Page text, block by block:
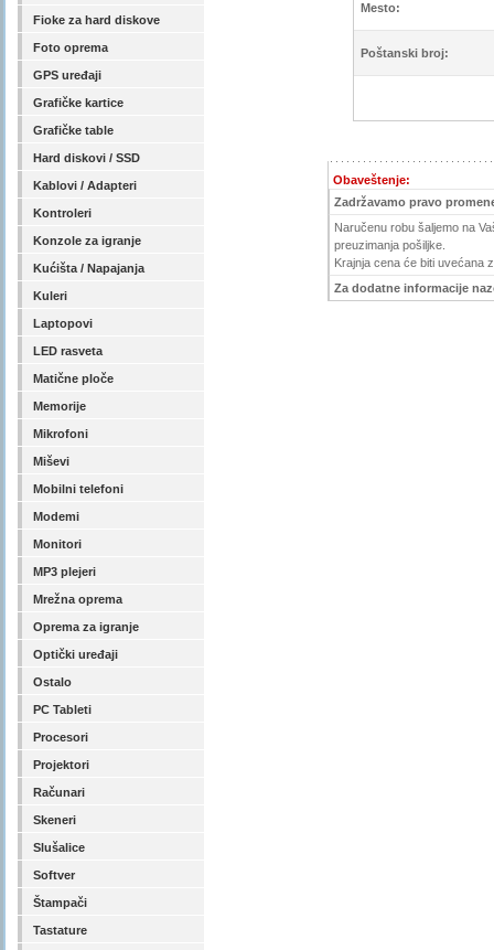
Fioke za hard diskove
Foto oprema
GPS uređaji
Grafičke kartice
Grafičke table
Hard diskovi / SSD
Kablovi / Adapteri
Kontroleri
Konzole za igranje
Kućišta / Napajanja
Kuleri
Laptopovi
LED rasveta
Matične ploče
Memorije
Mikrofoni
Miševi
Mobilni telefoni
Modemi
Monitori
MP3 plejeri
Mrežna oprema
Oprema za igranje
Optički uređaji
Ostalo
PC Tableti
Procesori
Projektori
Računari
Skeneri
Slušalice
Softver
Štampači
Tastature
Mesto:
Poštanski broj:
Obaveštenje:
Zadržavamo pravo
Naručenu robu šaljemo na
preuzimanja pošiljke.
Krajnja cena će biti uvećana
Za dodatne informacije